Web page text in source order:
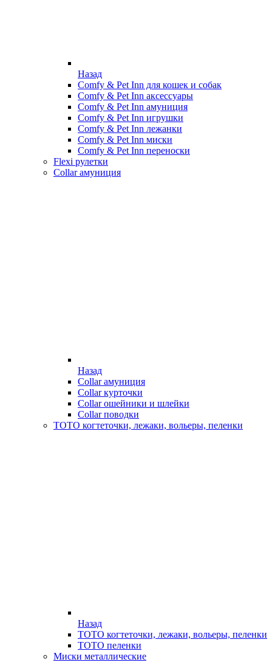
Назад
Comfy & Pet Inn для кошек и собак
Comfy & Pet Inn аксессуары
Comfy & Pet Inn амуниция
Comfy & Pet Inn игрушки
Comfy & Pet Inn лежанки
Comfy & Pet Inn миски
Comfy & Pet Inn переноски
Flexi рулетки
Collar амуниция
Назад
Collar амуниция
Collar курточки
Collar ошейники и шлейки
Collar поводки
ТОТО когтеточки, лежаки, вольеры, пеленки
Назад
ТОТО когтеточки, лежаки, вольеры, пеленки
ТОТО пеленки
Миски металлические